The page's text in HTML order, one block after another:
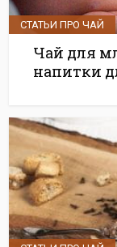
СТАТЬИ ПРО ЧАЙ
Чай для
напитки